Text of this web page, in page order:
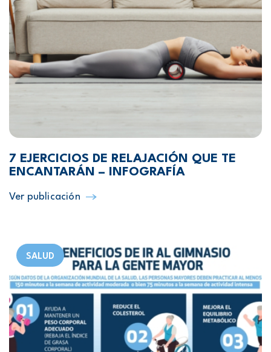
7 EJERCICIOS DE RELAJACIÓN QUE TE
ENCANTARÁN – INFOGRAFÍA
Ver publicación
SALUD